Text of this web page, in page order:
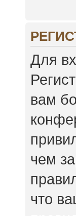
Для
вам
чем
что